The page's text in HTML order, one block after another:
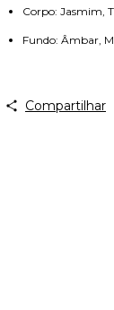
Corpo: Jasmim,
Fundo: Âmbar,
Compartilhar